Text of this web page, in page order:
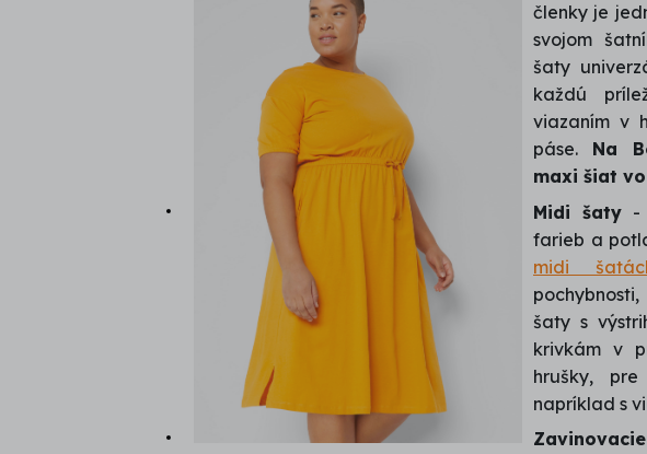
členky je
svojom
šaty
každú
viazaním v
páse. Na
maxi šiat
Midi šaty-
farieb a
midi
šaty s
krivkám v
hrušky,
napríklad s